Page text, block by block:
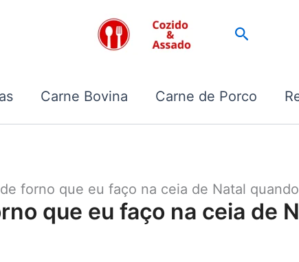
Pesquisar
Carne Bovina Carne de Porco
forno que eu faço na ceia de Natal
que eu faço na ceia de